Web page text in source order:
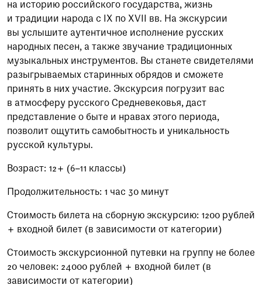
на историю российского государства, жизнь
и традиции народа с IX по XVII вв. На экскурсии
вы услышите аутентичное исполнение русских
народных песен, а также звучание традиционных
музыкальных инструментов. Вы станете свидетелями
разыгрываемых старинных обрядов и сможете
принять в них участие. Экскурсия погрузит вас
в атмосферу русского Средневековья, даст
представление о быте и нравах этого периода,
позволит ощутить самобытность и уникальность
русской культуры.
Возраст: 12+ (6–11 классы)
Продолжительность: 1 час 30 минут
Стоимость билета на сборную экскурсию: 1200 рублей
+ входной билет (в зависимости от категории)
Стоимость экскурсионной путевки на группу не более
20 человек: 24000 рублей + входной билет (в
зависимости от категории)